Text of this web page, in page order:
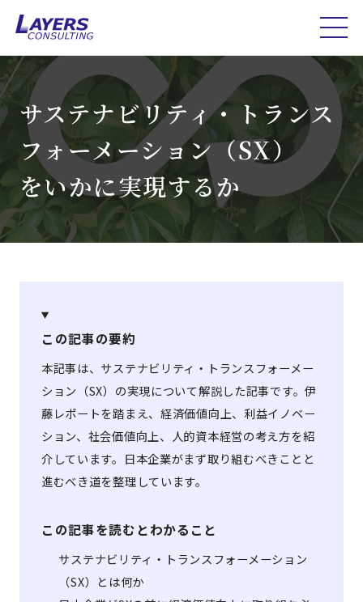
サステナビリティ・トランス
フォーメーション（SX）
をいかに実現するか
この記事の要約
本記事は、サステナビリティ・トランスフォーメー
ション（SX）の実現について解説した記事です。伊
藤レポートを踏まえ、経済価値向上、利益イノベー
ション、社会価値向上、人的資本経営の考え方を紹
介しています。日本企業がまず取り組むべきことと
進むべき道を整理しています。
この記事を読むとわかること
サステナビリティ・トランスフォーメーション
（SX）とは何か